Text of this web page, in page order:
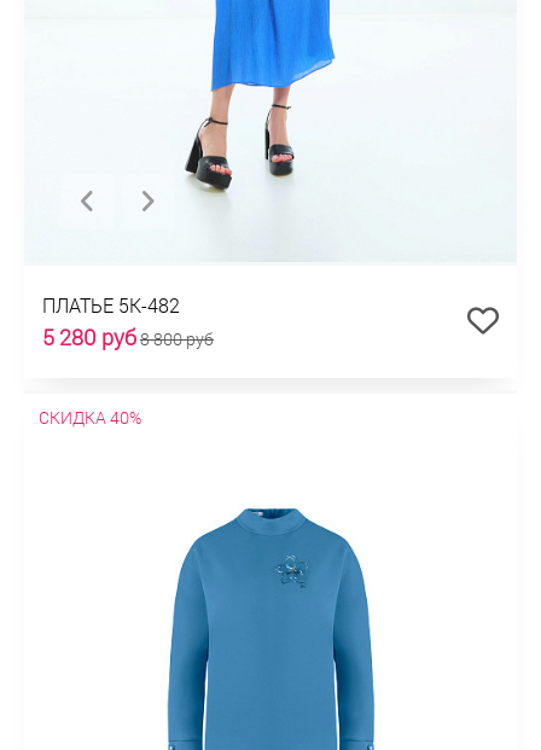
ПЛАТЬЕ 5К-482
5 280 руб8 800 руб
СКИДКА 40%